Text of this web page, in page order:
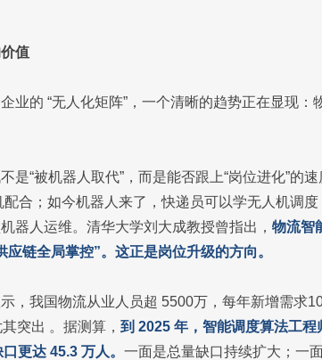
值
业的 “无人化矩阵”，一个清晰的趋势正在显现：
是“被机器人取代”，而是能否跟上“岗位进化”的
合；如今机器人来了，快递员可以学无人机调
器人运维。清华大学刘大成教授曾指出， 物流智
链全局掌控”。这正是岗位升级的方向。
，我国物流从业人员超 5500万，每年新增需求
突出 。据测算， 到 2025 年，智能调度算法工
更达 45.3 万人。 一面是总量缺口持续扩大；一